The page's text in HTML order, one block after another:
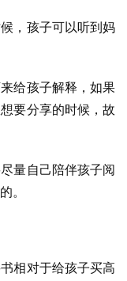
，孩子可以听到妈
给孩子解释，如果
要分享的时候，故
量自己陪伴孩子阅
。
相对于给孩子买高